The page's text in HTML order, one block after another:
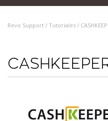
Revo Support / Tutoriales /